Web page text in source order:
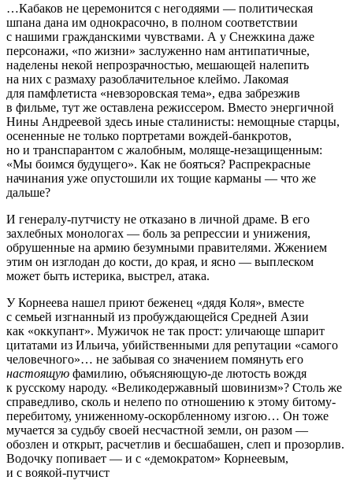
…Кабаков не церемонится с негодяями — политическая
шпана дана им однокрасочно, в полном соответствии
с нашими гражданскими чувствами. А у Снежкина даже
персонажи, «по жизни» заслуженно нам антипатичные,
наделены некой непрозрачностью, мешающей налепить
на них с размаху разоблачительное клеймо. Лакомая
для памфлетиста «невзоровская тема», едва забрезжив
в фильме, тут же оставлена режиссером. Вместо энергичной
Нины Андреевой здесь иные сталинисты: немощные старцы,
осененные не только портретами вождей-банкротов,
но и транспарантом с жалобным, моляще-незащищенным:
«Мы боимся будущего». Как не бояться? Распрекрасные
начинания уже опустошили их тощие карманы — что же
дальше?
И генералу-путчисту не отказано в личной драме. В его
захлебных монологах — боль за репрессии и унижения,
обрушенные на армию безумными правителями. Жжением
этим он изглодан до кости, до края, и ясно — выплеском
может быть истерика, выстрел, атака.
У Корнеева нашел приют беженец «дядя Коля», вместе
с семьей изгнанный из пробуждающейся Средней Азии
как «оккупант». Мужичок не так прост: уличающе шпарит
цитатами из Ильича, убийственными для репутации «самого
человечного»… не забывая со значением помянуть его
настоящую фамилию, объясняющую-де лютость вождя
к русскому народу. «Великодержавный шовинизм»? Столь же
справедливо, сколь и нелепо по отношению к этому битому-
перебитому, униженному-оскорбленному изгою… Он тоже
мучается за судьбу своей несчастной земли, он разом —
обозлен и открыт, расчетлив и бесшабашен, слеп и прозорлив.
Водочку попивает — и с «демократом» Корнеевым,
и с воякой-путчист